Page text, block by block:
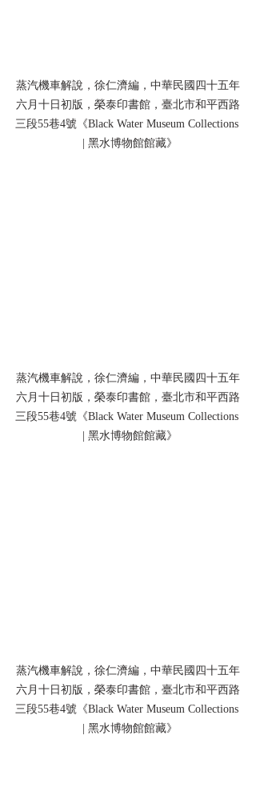
蒸汽機車解說，徐仁濟編，中華民國四十五年
六月十日初版，榮泰印書館，臺北市和平西路
三段55巷4號《Black Water Museum Collections
| 黑水博物館館藏》
蒸汽機車解說，徐仁濟編，中華民國四十五年
六月十日初版，榮泰印書館，臺北市和平西路
三段55巷4號《Black Water Museum Collections
| 黑水博物館館藏》
蒸汽機車解說，徐仁濟編，中華民國四十五年
六月十日初版，榮泰印書館，臺北市和平西路
三段55巷4號《Black Water Museum Collections
| 黑水博物館館藏》